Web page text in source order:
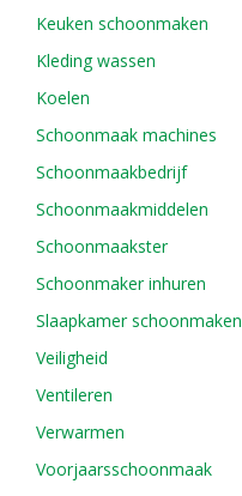
Keuken schoonmaken
Kleding wassen
Koelen
Schoonmaak machines
Schoonmaakbedrijf
Schoonmaakmiddelen
Schoonmaakster
Schoonmaker inhuren
Slaapkamer schoonmaken
Veiligheid
Ventileren
Verwarmen
Voorjaarsschoonmaak